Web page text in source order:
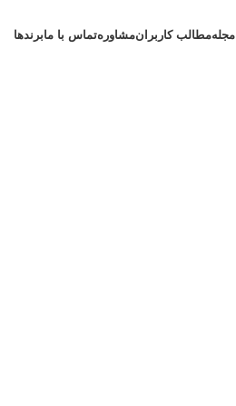
مجلهمطالب کاربرانمشاورهتماس با مابرندها